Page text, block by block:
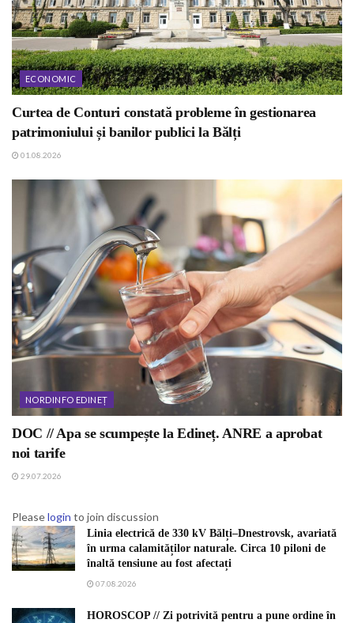
ECONOMIC
Curtea de Conturi constată probleme în gestionarea
patrimoniului și banilor publici la Bălți
01.08.2026
NORDINFO EDINEȚ
DOC // Apa se scumpește la Edineț. ANRE a aprobat
noi tarife
29.07.2026
Pleaselogin to join discussion
Linia electrică de 330 kV Bălți–Dnestrovsk, avariată
în urma calamităților naturale. Circa 10 piloni de
înaltă tensiune au fost afectați
07.08.2026
HOROSCOP // Zi potrivită pentru a pune ordine în